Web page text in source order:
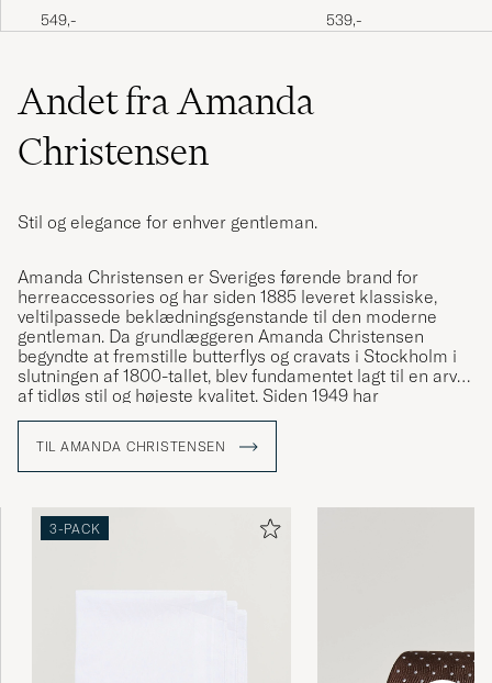
Shirt Studs Set Black/Silver
549,-
Shirt Studs Set Gold
539,-
Andet fra Amanda
Christensen
Stil og elegance for enhver gentleman.
Amanda Christensen er Sveriges førende brand for
herreaccessories og har siden 1885 leveret klassiske,
veltilpassede beklædningsgenstande til den moderne
gentleman. Da grundlæggeren Amanda Christensen
begyndte at fremstille butterflys og cravats i Stockholm i
slutningen af 1800-tallet, blev fundamentet lagt til en arv
af tidløs stil og højeste kvalitet. Siden 1949 har
virksomheden været kongelig hofleverandør og tilbyder i
manchetknapper – detaljer der forstærker
personligheden og stilen hos bevidste mænd verden over.
Comosøen i Italien, hvor håndværket er blevet bevaret
gennem generationer.
TIL AMANDA CHRISTENSEN
3-PACK